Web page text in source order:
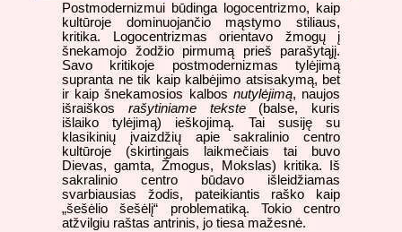
Postmodernizmui būdinga logocentrizmo, kaip
kultūroje dominuojančio mąstymo stiliaus,
kritika. Logocentrizmas orientavo žmogų į
šnekamojo žodžio pirmumą prieš parašytąjį.
Savo kritikoje postmodernizmas tylėjimą
supranta ne tik kaip kalbėjimo atsisakymą, bet
ir kaip šnekamosios kalbos nutylėjimą, naujos
išraiškos rašytiniame tekste(balse, kuris
išlaiko tylėjimą) ieškojimą. Tai susiję su
klasikinių įvaizdžių apie sakralinio centro
kultūroje (skirtingais laikmečiais tai buvo
Dievas, gamta, Žmogus, Mokslas) kritika. Iš
sakralinio centro būdavo išleidžiamas
svarbiausias žodis, pateikiantis raško kaip
„šešėlio šešėlį“ problematiką. Tokio centro
atžvilgiu raštas antrinis, jo tiesa mažesnė.